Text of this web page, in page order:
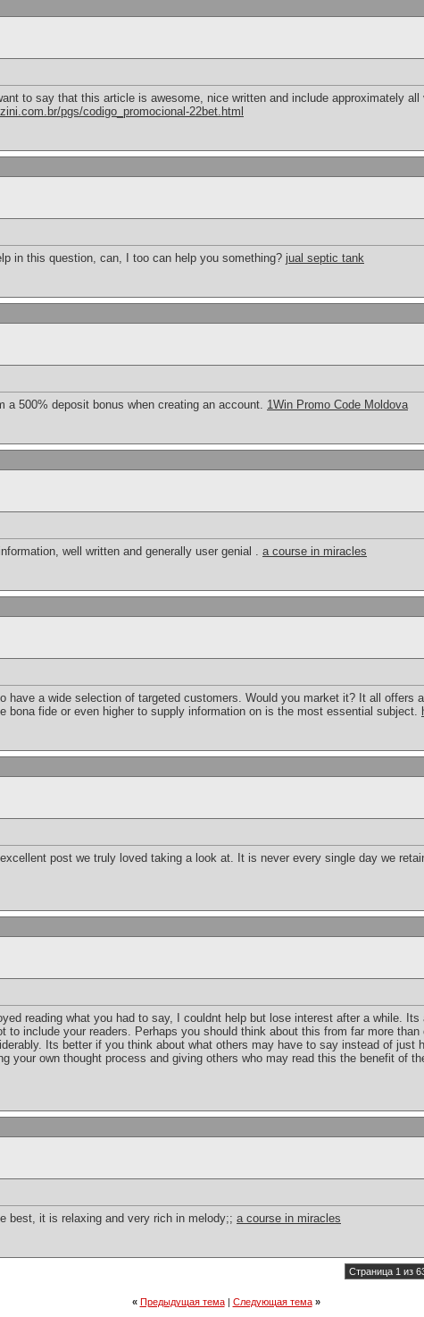
to say that this article is awesome, nice written and include approximately
pgs/codigo_promocional-22bet.html
in this question, can, I too can help you something? jual septic tank
a 500% deposit bonus when creating an account. 1Win Promo Code Moldova
well written and generally user genial . a course in miracles
have a wide selection of targeted customers. Would you market it? It all offers
bona fide or even higher to supply information on is the most essential subject.
post we truly loved taking a look at. It is never every single day we
reading what you had to say, I couldnt help but lose interest after a while.
to include your readers. Perhaps you should think about this from far more
Its better if you think about what others may have to say instead of just
your own thought process and giving others who may read this the benefit of
best, it is relaxing and very rich in melody;; a course in miracles
Страница 1 из
« Предыдущая тема| Следующая тема »